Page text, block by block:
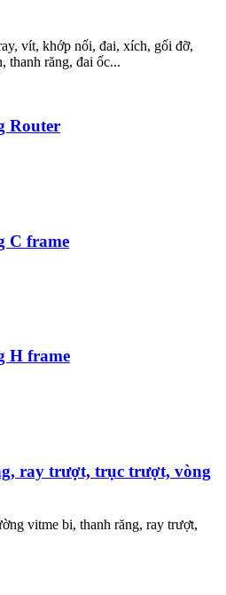
vít, khớp nối, đai, xích, gối đỡ,
thanh răng, đai ốc...
Router
C frame
H frame
ray trượt, trục trượt, vòng
vitme bi, thanh răng, ray trượt,